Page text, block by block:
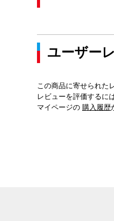
ユーザー
この商品に寄せられた
レビューを評価するに
マイページの 購入履歴